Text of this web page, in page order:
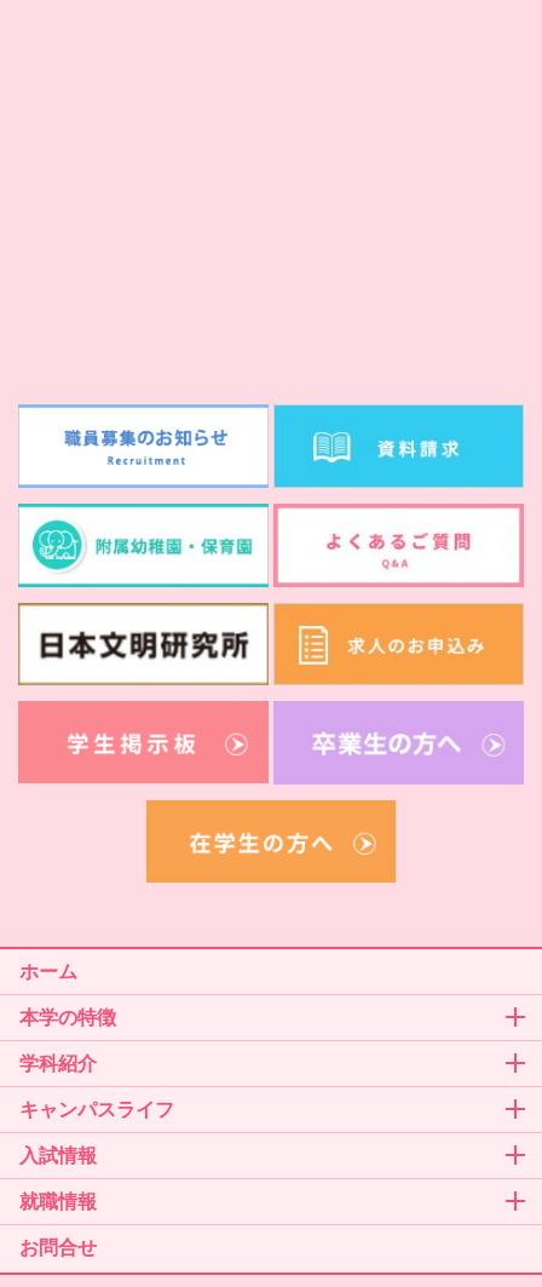
ホーム
本学の特徴
学科紹介
キャンパスライフ
入試情報
就職情報
お問合せ